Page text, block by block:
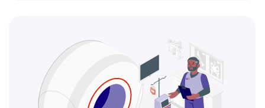
Кольпоскопия
Это диагностическая процедура,
позволяющая внимательно осмотреть
шейку матки с помощью специального
прибора — кольпоскопа.